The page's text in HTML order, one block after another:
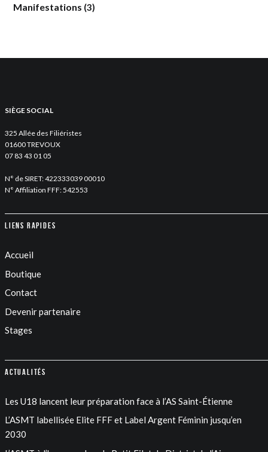
Manifestations (3)
SIÈGE SOCIAL
325 Allée des Filiéristes
01600 TREVOUX
07 83 43 01 05
N° de SIRET: 422333039 00010
N° Affiliation FFF: 542553
Liens rapides
Accueil
Boutique
Contact
Devenir partenaire
Stages
Actualités
Les U18 lancent leur préparation face à l’AS Saint-Étienne
L’ASMT labellisée Elite FFF et Label Argent Féminin jusqu’en
2030